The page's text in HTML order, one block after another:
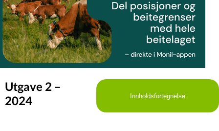
Utgave 2 –
2024
Innholdsfortegnelse